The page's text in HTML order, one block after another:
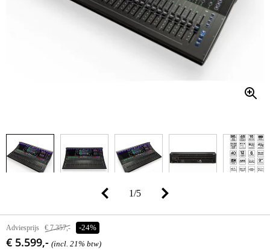
1/5
Adviesprijs € 7.357,- -24%
€ 5.599,- (incl. 21% btw)